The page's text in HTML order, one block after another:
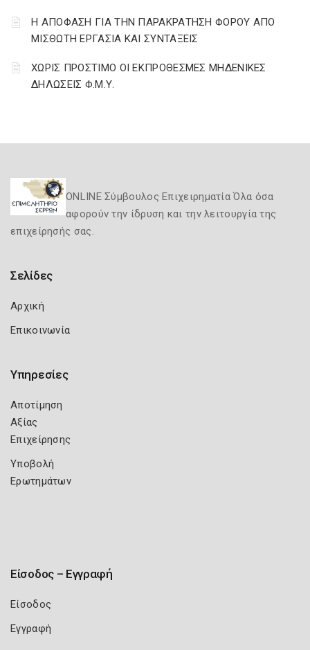
Η ΑΠΟΦΑΣΗ ΓΙΑ ΤΗΝ ΠΑΡΑΚΡΑΤΗΣΗ ΦΟΡΟΥ ΑΠΟ
ΜΙΣΘΩΤΗ ΕΡΓΑΣΙΑ ΚΑΙ ΣΥΝΤΑΞΕΙΣ
ΧΩΡΙΣ ΠΡΟΣΤΙΜΟ ΟΙ ΕΚΠΡΟΘΕΣΜΕΣ ΜΗΔΕΝΙΚΕΣ
ΔΗΛΩΣΕΙΣ Φ.Μ.Υ.
ONLINE Σύμβουλος Επιχειρηματία Όλα όσα
αφορούν την ίδρυση και την λειτουργία της
επιχείρησής σας.
Σελίδες
Αρχική
Επικοινωνία
Υπηρεσίες
Αποτίμηση
Αξίας
Επιχείρησης
Υποβολή
Ερωτημάτων
Είσοδος – Εγγραφή
Είσοδος
Εγγραφή